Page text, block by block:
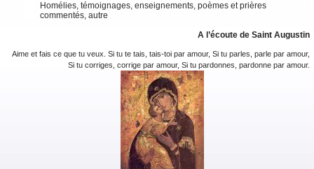
Homélies, témoignages, enseignements, poèmes et prières
commentés, autre
A l’écoute de Saint Augustin
Aime et fais ce que tu veux. Si tu te tais, tais-toi par amour, Si tu parles, parle par amour,
Si tu corriges, corrige par amour, Si tu pardonnes, pardonne par amour.